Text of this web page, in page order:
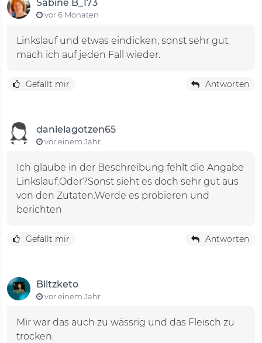
Sabine B_173
vor 6 Monaten
Linkslauf und etwas eindicken, sonst sehr gut,
mach ich auf jeden Fall wieder.
Gefällt mir Antworten
danielagotzen65
vor einem Jahr
Ich glaube in der Beschreibung fehlt die Angabe
Linkslauf.Oder?Sonst sieht es doch sehr gut aus
von den Zutaten.Werde es probieren und
berichten
Gefällt mir Antworten
Blitzketo
vor einem Jahr
Mir war das auch zu wässrig und das Fleisch zu
trocken.